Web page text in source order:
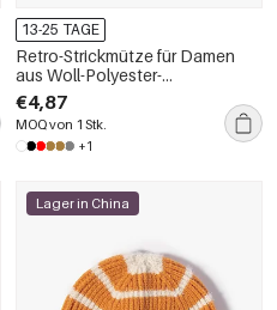
13-25 TAGE
Retro-Strickmütze für Damen
aus Woll-Polyester-
Mischgewebe mit
geometrischen Formen und
gemischten Farben
€4,87
MOQ von 1 Stk.
+1
Lager in China